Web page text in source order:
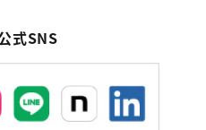
式SNS